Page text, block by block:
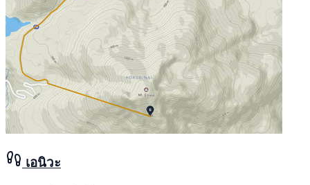
เอนิวะ